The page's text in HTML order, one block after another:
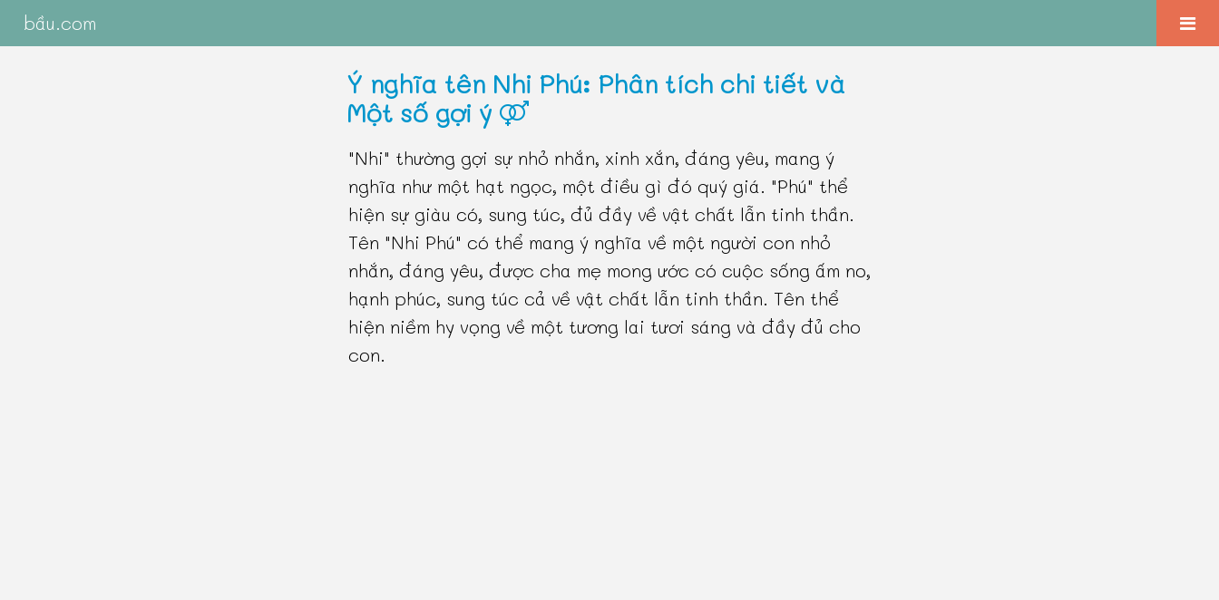
bầu.com
Ý nghĩa tên Nhi Phú: Phân tích chi tiết và
Một số gợi ý
"Nhi" thường gợi sự nhỏ nhắn, xinh xắn, đáng yêu, mang ý
nghĩa như một hạt ngọc, một điều gì đó quý giá. "Phú" thể
hiện sự giàu có, sung túc, đủ đầy về vật chất lẫn tinh thần.
Tên "Nhi Phú" có thể mang ý nghĩa về một người con nhỏ
nhắn, đáng yêu, được cha mẹ mong ước có cuộc sống ấm no,
hạnh phúc, sung túc cả về vật chất lẫn tinh thần. Tên thể
hiện niềm hy vọng về một tương lai tươi sáng và đầy đủ cho
con.